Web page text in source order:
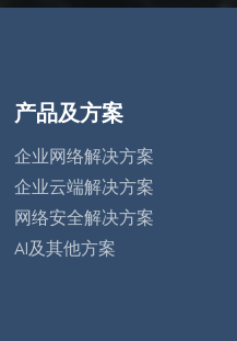
产品及方案
企业网络解决方案
企业云端解决方案
网络安全解决方案
AI及其他方案